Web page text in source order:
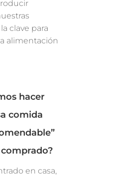
clave para
alimentación
hacer
comida
en casa,